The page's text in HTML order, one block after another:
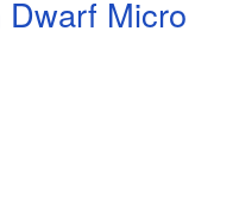
Dwarf Micro